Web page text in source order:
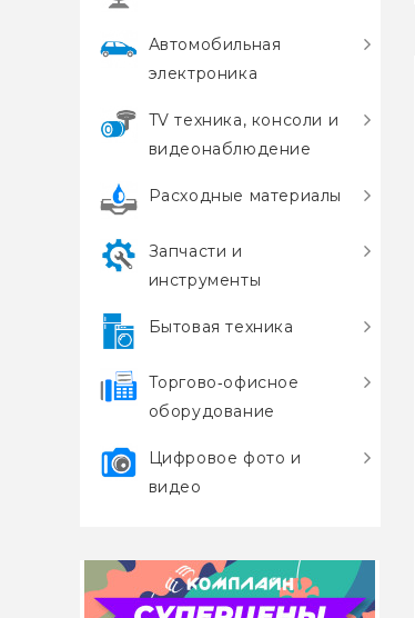
Автомобильная
электроника
TV техника, консоли и
видеонаблюдение
Расходные материалы
Запчасти и
инструменты
Бытовая техника
Торгово‑офисное
оборудование
Цифровое фото и
видео